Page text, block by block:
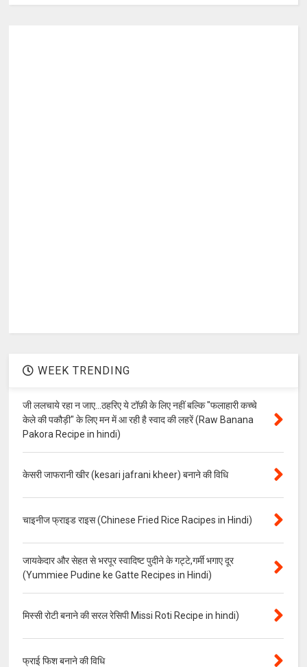
WEEK TRENDING
जी ललचाये रहा न जाए...ठहरिए ये टॉफ़ी के लिए नहीं बल्कि "फलाहारी कच्चे
केले की पकौड़ी" के लिए मन में आ रही है स्वाद की लहरें (Raw Banana
Pakora Recipe in hindi)
केसरी जाफरानी खीर (kesari jafrani kheer) बनाने की विधि
चाइनीज फ्राइड राइस (Chinese Fried Rice Racipes in Hindi)
जायकेदार और सेहत से भरपूर स्वादिष्ट पुदीने के गट्टे,गर्मी भगाए दूर
(Yummiee Pudine ke Gatte Recipes in Hindi)
मिस्सी रोटी बनाने की सरल रेसिपी Missi Roti Recipe in hindi)
फ्राई फिश बनाने की विधि